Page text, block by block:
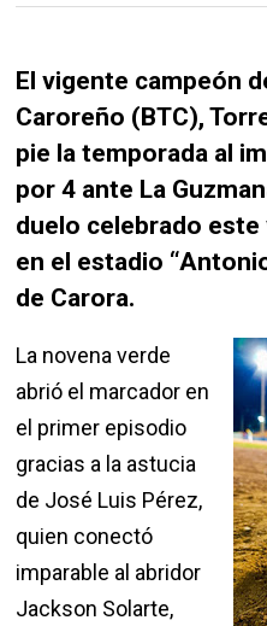
El vigente campeón
Caroreño (BTC),
pie la temporada al
por 4 ante La
duelo celebrado
en el estadio
de Carora.
La novena verde
abrió el marcador en
el primer episodio
gracias a la astucia
de José Luis Pérez,
quien conectó
imparable al abridor
Jackson Solarte,